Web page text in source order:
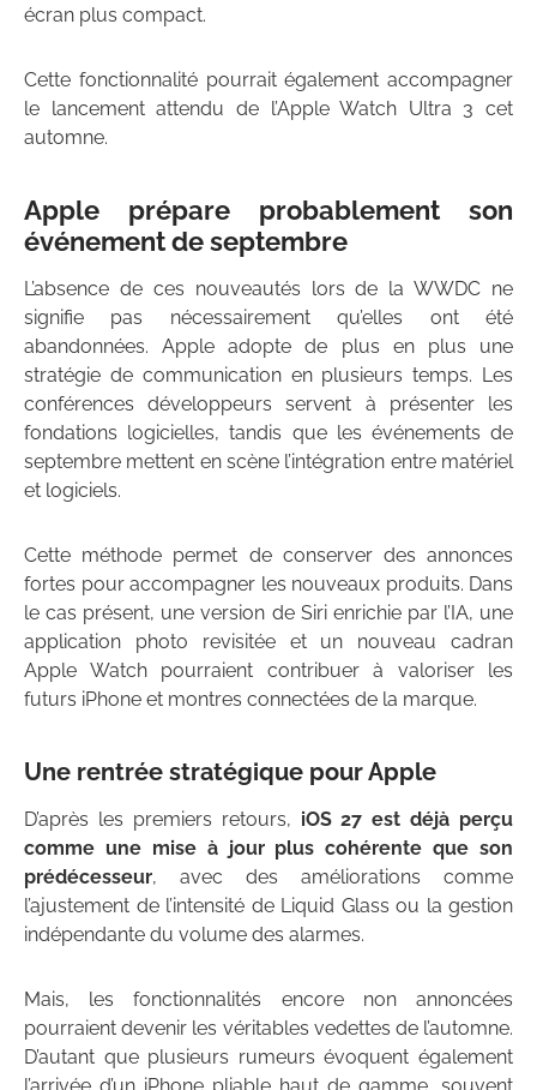
écran plus compact.
Cette fonctionnalité pourrait également accompagner
le lancement attendu de l’Apple Watch Ultra 3 cet
automne.
Apple prépare probablement son
événement de septembre
L’absence de ces nouveautés lors de la WWDC ne
signifie pas nécessairement qu’elles ont été
abandonnées. Apple adopte de plus en plus une
stratégie de communication en plusieurs temps. Les
conférences développeurs servent à présenter les
fondations logicielles, tandis que les événements de
septembre mettent en scène l’intégration entre matériel
et logiciels.
Cette méthode permet de conserver des annonces
fortes pour accompagner les nouveaux produits. Dans
le cas présent, une version de Siri enrichie par l’IA, une
application photo revisitée et un nouveau cadran
Apple Watch pourraient contribuer à valoriser les
futurs iPhone et montres connectées de la marque.
Une rentrée stratégique pour Apple
D’après les premiers retours, iOS 27 est déjà perçu
comme une mise à jour plus cohérente que son
prédécesseur, avec des améliorations comme
l’ajustement de l’intensité de Liquid Glass ou la gestion
indépendante du volume des alarmes.
Mais, les fonctionnalités encore non annoncées
pourraient devenir les véritables vedettes de l’automne.
D’autant que plusieurs rumeurs évoquent également